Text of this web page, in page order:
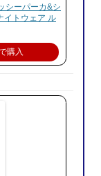
シーパーカ&シ
イトウェア ル
購入